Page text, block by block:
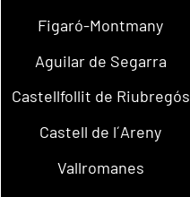
Figaró-Montmany
Aguilar de Segarra
Castellfollit de Riubregós
Castell de l´Areny
Vallromanes